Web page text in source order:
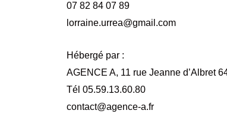
07 82 84 07 89
lorraine.urrea@gmail.com
Hébergé par :
AGENCE A, 11 rue Jeanne d’Albret
Tél 05.59.13.60.80
contact@agence-a.fr